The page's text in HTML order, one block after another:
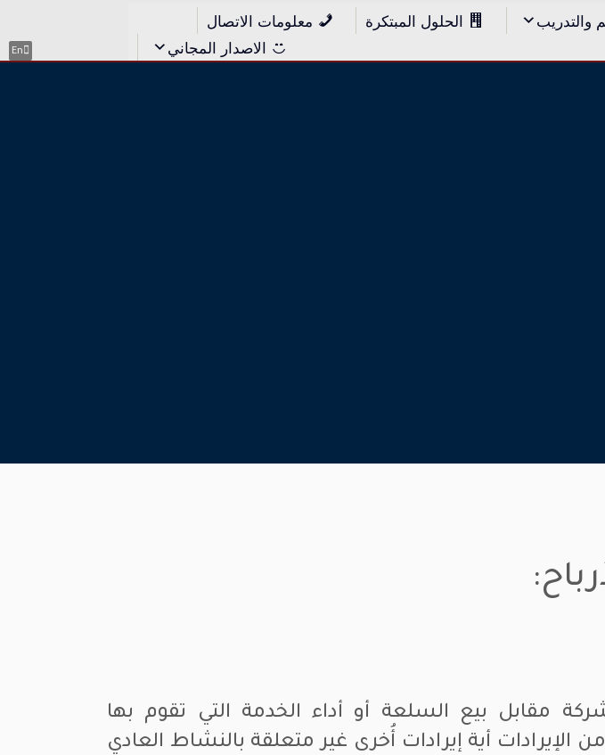
والتدريب الحلول المبتكرة
معلومات الاتصال
الاصدار المجاني
En
مقابل بيع السلعة أو أداء الخدمة التي تقوم بها
أية إيرادات أُخرى غير متعلقة بالنشاط العادي